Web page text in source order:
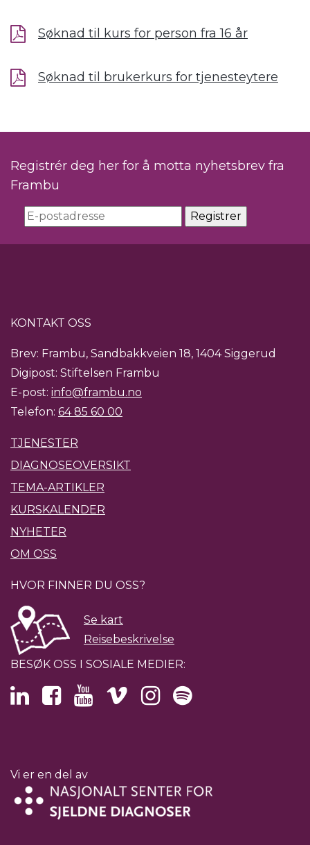
Søknad til kurs for person fra 16 år
Søknad til brukerkurs for tjenesteytere
Registrér deg her for å motta nyhetsbrev fra
Frambu
KONTAKT OSS
Brev: Frambu, Sandbakkveien 18, 1404 Siggerud
Digipost: Stiftelsen Frambu
E-post: info@frambu.no
Telefon: 64 85 60 00
TJENESTER
DIAGNOSEOVERSIKT
TEMA-ARTIKLER
KURSKALENDER
NYHETER
OM OSS
HVOR FINNER DU OSS?
Se kart
Reisebeskrivelse
BESØK OSS I SOSIALE MEDIER:
Vi er en del av